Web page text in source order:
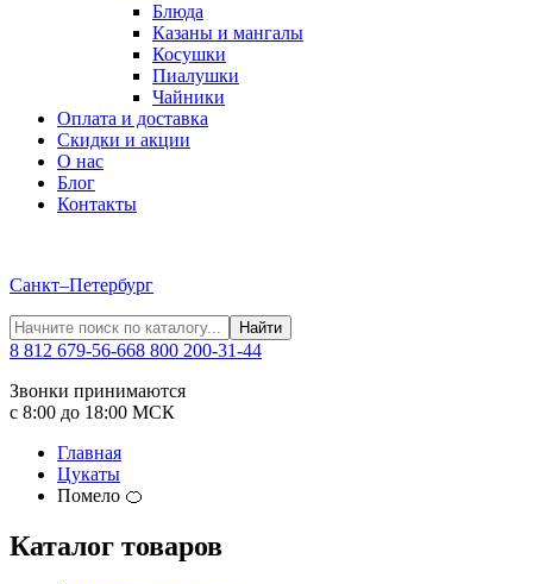
Блюда
Казаны и мангалы
Косушки
Пиалушки
Чайники
Оплата и доставка
Скидки и акции
О нас
Блог
Контакты
Санкт–Петербург
Найти
8 812 679-56-668 800 200-31-44
Звонки принимаются
с 8:00 до 18:00 МСК
Главная
Цукаты
Помело 🍊
Каталог товаров